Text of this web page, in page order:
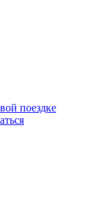
поездке